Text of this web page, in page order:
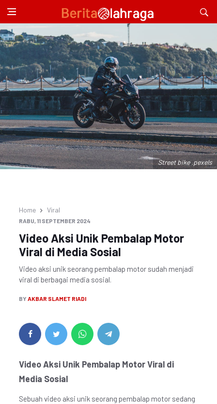
Street bike .pexels
Home Viral
RABU, 11 SEPTEMBER 2024
Video Aksi Unik Pembalap Motor
Viral di Media Sosial
Video aksi unik seorang pembalap motor sudah menjadi
viral di berbagai media sosial.
BY AKBAR SLAMET RIADI
Video Aksi Unik Pembalap Motor Viral di
Media Sosial
Sebuah video aksi unik seorang pembalap motor sedang